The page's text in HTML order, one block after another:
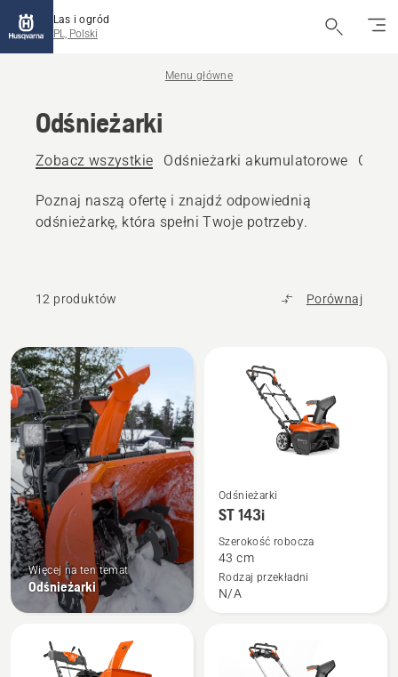
Las i ogród
PL, Polski
Menu główne
Odśnieżarki
Zobacz wszystkie Odśnieżarki akumulatorowe
Poznaj naszą ofertę i znajdź odpowiednią
odśnieżarkę, która spełni Twoje potrzeby.
12 produktów Porównaj
Wszystkie
produkty
Więcej na ten temat
Odśnieżarki
Zobacz
więcej
szczegółów
ST 143i
Odśnieżarki
ST 143i
Szerokość robocza
43 cm
Rodzaj przekładni
N/A